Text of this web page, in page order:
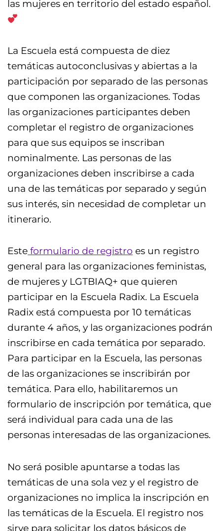
las mujeres en territorio del estado español.
La Escuela está compuesta de diez
temáticas autoconclusivas y abiertas a la
participación por separado de las personas
que componen las organizaciones. Todas
las organizaciones participantes deben
completar el registro de organizaciones
para que sus equipos se inscriban
nominalmente. Las personas de las
organizaciones deben inscribirse a cada
una de las temáticas por separado y según
sus interés, sin necesidad de completar un
itinerario.
Este formulario de registro es un registro
general para las organizaciones feministas,
de mujeres y LGTBIAQ+ que quieren
participar en la Escuela Radix. La Escuela
Radix está compuesta por 10 temáticas
durante 4 años, y las organizaciones podrán
inscribirse en cada temática por separado.
Para participar en la Escuela, las personas
de las organizaciones se inscribirán por
temática. Para ello, habilitaremos un
formulario de inscripción por temática, que
será individual para cada una de las
personas interesadas de las organizaciones.
No será posible apuntarse a todas las
temáticas de una sola vez y el registro de
organizaciones no implica la inscripción en
las temáticas de la Escuela. El registro nos
sirve para solicitar los datos básicos de